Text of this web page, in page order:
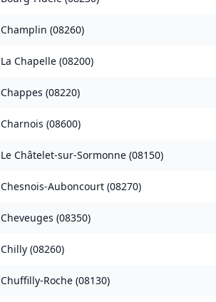
Champlin (08260)
La Chapelle (08200)
Chappes (08220)
Charnois (08600)
Le Châtelet-sur-Sormonne (08150)
Chesnois-Auboncourt (08270)
Cheveuges (08350)
Chilly (08260)
Chuffilly-Roche (08130)